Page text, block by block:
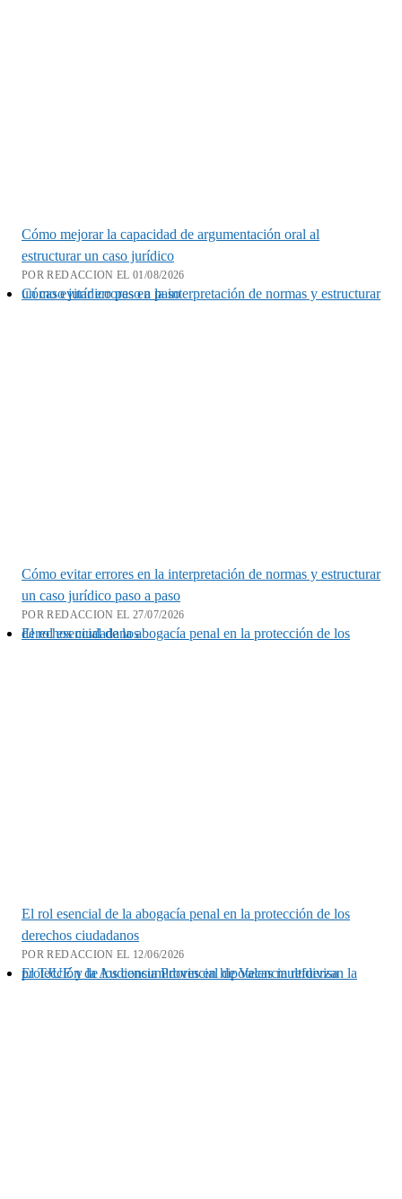
Cómo mejorar la capacidad de argumentación oral al
estructurar un caso jurídico
POR REDACCION EL 01/08/2026
Cómo evitar errores en la interpretación de normas y estructurar un caso jurídico paso a paso
Cómo evitar errores en la interpretación de normas y estructurar
un caso jurídico paso a paso
POR REDACCION EL 27/07/2026
El rol esencial de la abogacía penal en la protección de los derechos ciudadanos
El rol esencial de la abogacía penal en la protección de los
derechos ciudadanos
POR REDACCION EL 12/06/2026
El TJUE y la Audiencia Provincial de Valencia refuerzan la protección de los consumidores en hipotecas multidivisa